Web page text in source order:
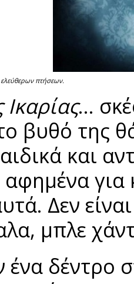
πτήσεων.
...
βυθό της
και
για
Δεν
μπλε
ένα